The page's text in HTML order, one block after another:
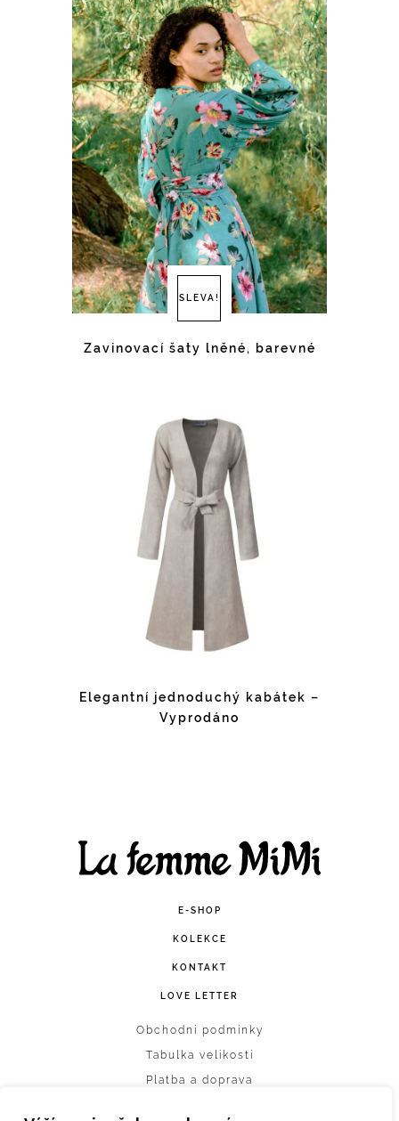
SLEVA!
Zavinovací šaty lněné, barevné
Elegantní jednoduchý kabátek –
Vyprodáno
E-SHOP
KOLEKCE
KONTAKT
LOVE LETTER
Obchodní podmínky
Tabulka velikostí
Platba a doprava